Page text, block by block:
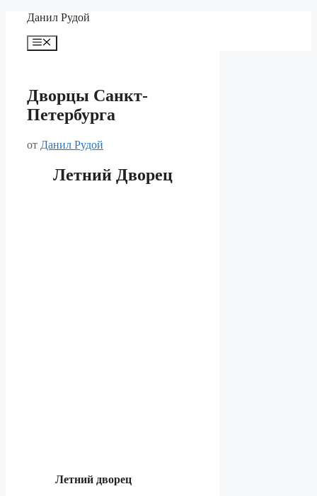
Перейти
содержимому
Данил Рудой
Меню
Дворцы Санкт-
Петербурга
от Данил Рудой
Летний Дворец
Летний дворец